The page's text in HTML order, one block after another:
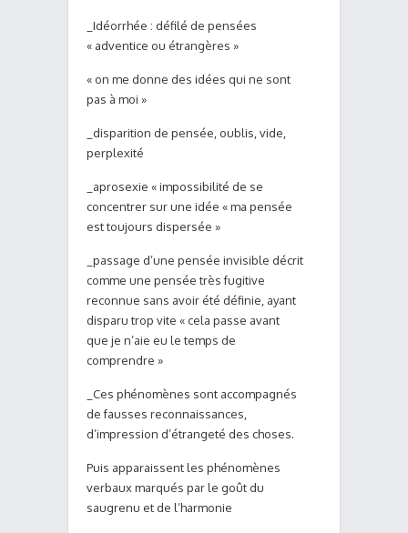
_Idéorrhée : défilé de pensées
« adventice ou étrangères »
« on me donne des idées qui ne sont
pas à moi »
_disparition de pensée, oublis, vide,
perplexité
_aprosexie « impossibilité de se
concentrer sur une idée « ma pensée
est toujours dispersée »
_passage d’une pensée invisible décrit
comme une pensée très fugitive
reconnue sans avoir été définie, ayant
disparu trop vite « cela passe avant
que je n’aie eu le temps de
comprendre »
_Ces phénomènes sont accompagnés
de fausses reconnaissances,
d’impression d’étrangeté des choses.
Puis apparaissent les phénomènes
verbaux marqués par le goût du
saugrenu et de l’harmonie